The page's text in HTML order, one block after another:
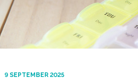
9 SEPTEMBER 2025